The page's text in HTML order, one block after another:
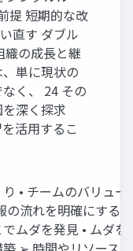
提 短期的な改
直す ダブル
織の成長と継
単に現状の
く、 24 その
深く探求
活用するこ
• チームのバリュー
の流れを明確にする
ムダを発見 • ムダを